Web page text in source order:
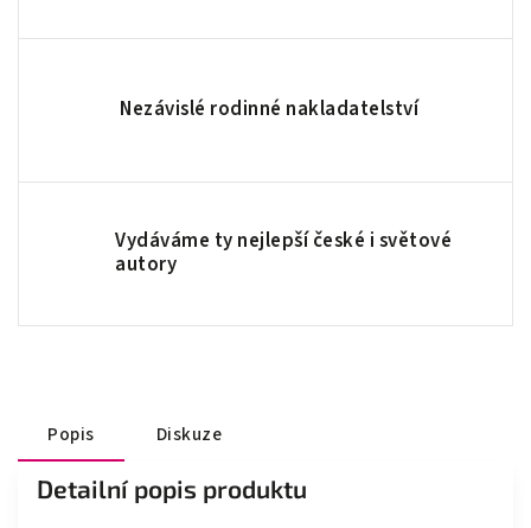
Nezávislé rodinné nakladatelství
Vydáváme ty nejlepší české i světové
autory
Popis Diskuze
Detailní popis produktu